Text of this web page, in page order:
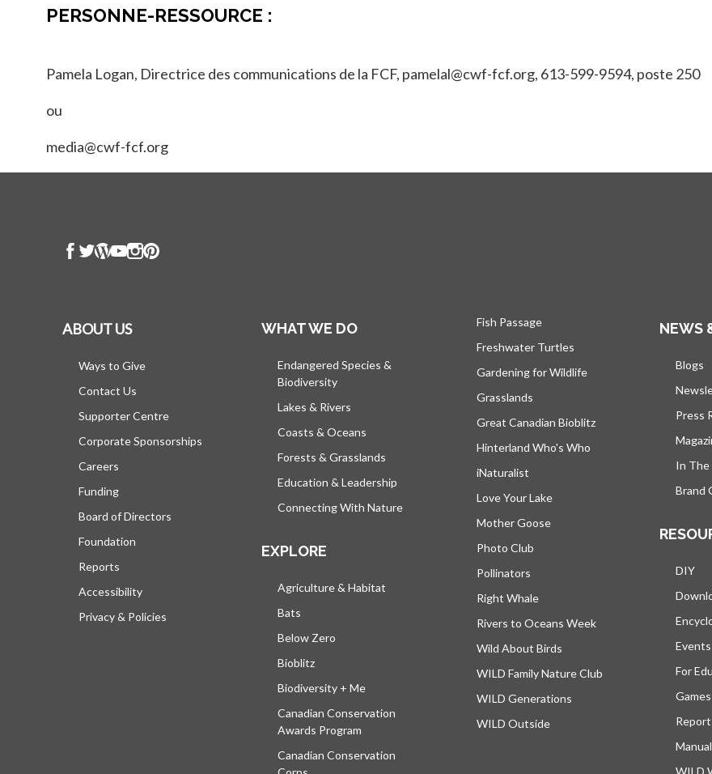
PERSONNE-RESSOURCE :
Pamela Logan, Directrice des communications de la FCF, pamelal@cwf-fcf.org, 613-599-9594, poste 250
ou
media@cwf-fcf.org
ABOUT US
Ways to Give
Contact Us
Supporter Centre
Corporate Sponsorships
Careers
Funding
Board of Directors
Foundation
Reports
Accessibility
Privacy & Policies
WHAT WE DO
Endangered Species &
Biodiversity
Lakes & Rivers
Coasts & Oceans
Forests & Grasslands
Education & Leadership
Connecting With Nature
EXPLORE
Agriculture & Habitat
Bats
Below Zero
Bioblitz
Biodiversity + Me
Canadian Conservation
Awards Program
Canadian Conservation
Fish Passage
Freshwater Turtles
Gardening for Wildlife
Grasslands
Great Canadian Bioblitz
Hinterland Who's Who
iNaturalist
Love Your Lake
Mother Goose
Photo Club
Pollinators
Right Whale
Rivers to Oceans Week
Wild About Birds
WILD Family Nature Club
WILD Generations
WILD Outside
NEWS
Blogs
Press
In The
Brand
DIY
Events
For
Games